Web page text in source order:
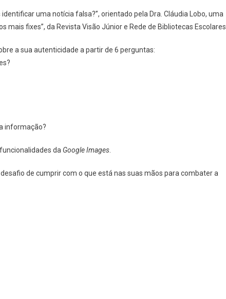
uma notícia falsa?”, orientado pela Dra. Cláudia Lobo, uma
mais fixes”, da Revista Visão Júnior e Rede de Bibliotecas Escolares.
a sua autenticidade a partir de 6 perguntas:
informação?
da Google Images.
de cumprir com o que está nas suas mãos para combater a